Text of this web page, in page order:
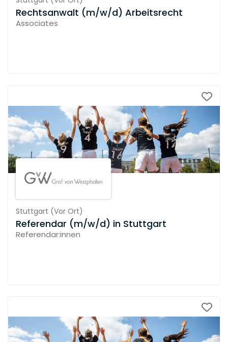
Rechtsanwalt (m/w/d) Arbeitsrecht
Associates
Stuttgart (Vor Ort)
Referendar (m/w/d) in Stuttgart
Referendar:innen